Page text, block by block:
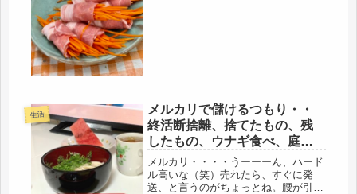
生活
メルカリで儲けるつもり・・
終活断捨離、捨てたもの、残
したもの、ウナギ食べ、庭の
パクチーでフォーを。
メルカリ・・・・うーーーん、ハード
ル高いな（笑）売れたら、すぐに発
送、と言うのがちょっとね。腰が引け